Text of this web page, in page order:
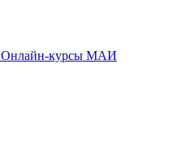
Онлайн-курсы МАИ